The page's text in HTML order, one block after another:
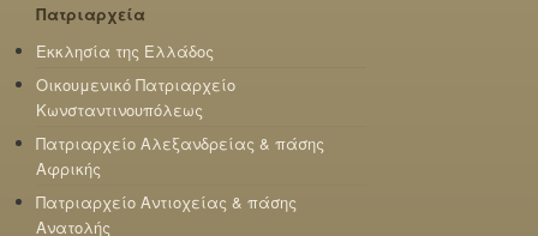
Πατριαρχεία
Εκκλησία της Ελλάδος
Οικουμενικό Πατριαρχείο
Κωνσταντινουπόλεως
Πατριαρχείο Αλεξανδρείας & πάσης
Αφρικής
Πατριαρχείο Αντιοχείας & πάσης
Ανατολής